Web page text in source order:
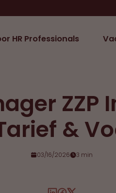
HR Professionals
ZZP
&
03/16/2026 3 min